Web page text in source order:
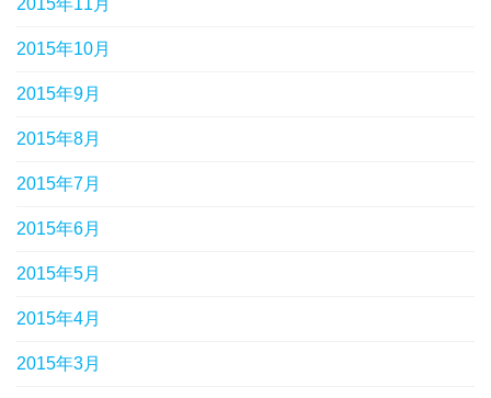
2015年11月
2015年10月
2015年9月
2015年8月
2015年7月
2015年6月
2015年5月
2015年4月
2015年3月